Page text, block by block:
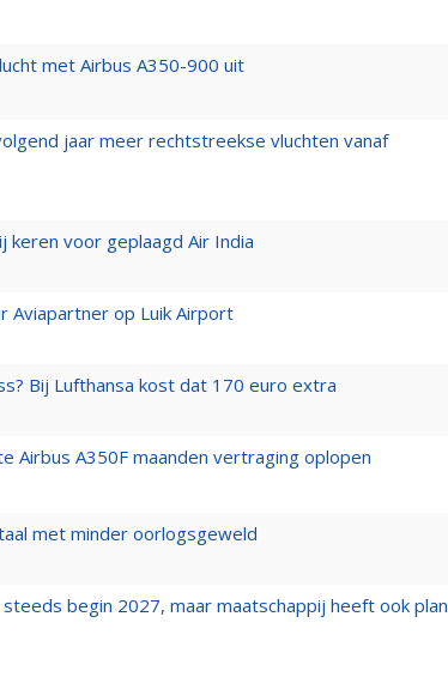
met Airbus A350-900 uit
jaar meer rechtstreekse vluchten vanaf
keren voor geplaagd Air India
Aviapartner op Luik Airport
Bij Lufthansa kost dat 170 euro extra
Airbus A350F maanden vertraging oplopen
met minder oorlogsgeweld
begin 2027, maar maatschappij heeft ook plan